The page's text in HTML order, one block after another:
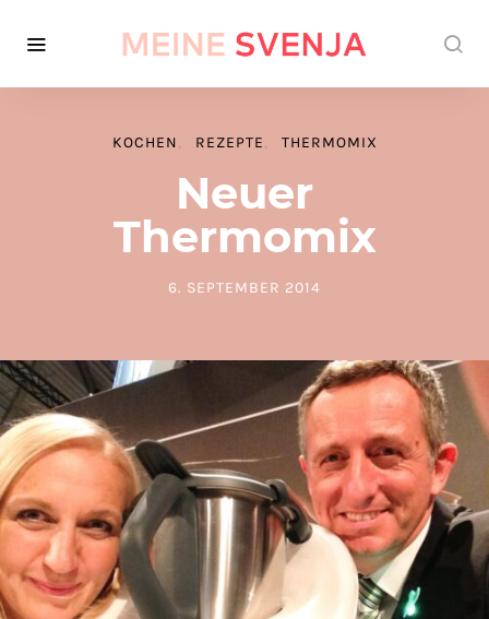
KOCHEN REZEPTE THERMOMIX
Neuer
Thermomix
POSTED ON
6. SEPTEMBER 2014